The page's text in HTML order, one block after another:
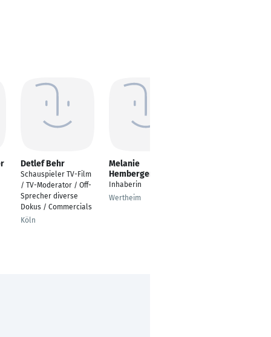
Detlef Behr
Schauspieler TV-Film
/ TV-Moderator / Off-
Sprecher diverse
Dokus / Commercials
Köln
Melanie
Hemberger
Inhaberin
Wertheim